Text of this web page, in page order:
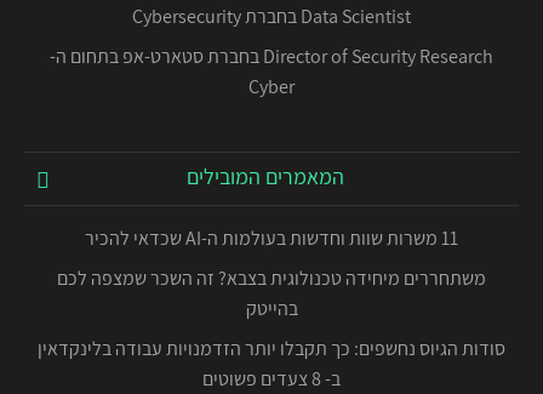
Data Scientist בחברת Cybersecurity
Director of Security Research בחברת סטארט-אפ בתחום ה-
Cyber
המאמרים המובילים
11 משרות שוות וחדשות בעולמות ה-AI שכדאי להכיר
משתחררים מיחידה טכנולוגית בצבא? זה השכר שמצפה לכם
בהייטק
סודות הגיוס נחשפים: כך תקבלו יותר הזדמנויות עבודה בלינקדאין
ב- 8 צעדים פשוטים